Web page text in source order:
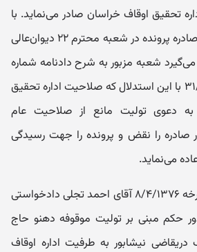
تحقیق اوقاف خراسان صادر می‌نماید. با
اعتراض خواهان به قرار صادره پرونده در شعبه محترم ۲۲ دیوان‌عالی
شعبه مزبور به شرح دادنامه شماره
۷۸/۲۷۲/۲۲ – ۳۱/۵/۱۳۷۸ با این استدلال که صلاحیت اداره تحقیق
دعوی تولیت مانع از صلاحیت عام
صادره را نقض و پرونده را جهت رسیدگی
می‌نماید.
۲- در پرونده دیگر در مورخه ۸/۴/۱۳۷۶ آقای احمد تجلی دادخواستی
حکم مبنی بر تولیت موقوفه دهنو حاج
دریقاضی نیشابور به طرفیت اداره اوقاف